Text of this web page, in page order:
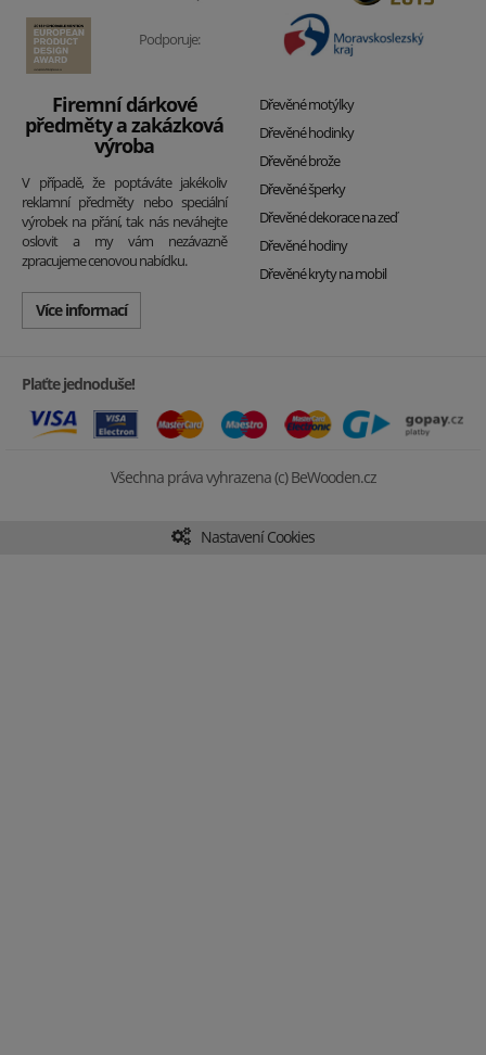
Podporuje:
Firemní dárkové
předměty a zakázková
výroba
V případě, že poptáváte jakékoliv
reklamní předměty nebo speciální
výrobek na přání, tak nás neváhejte
oslovit a my vám nezávazně
zpracujeme cenovou nabídku.
Více informací
Dřevěné motýlky
Dřevěné hodinky
Dřevěné brože
Dřevěné šperky
Dřevěné dekorace na zeď
Dřevěné hodiny
Dřevěné kryty na mobil
Plaťte jednoduše!
Všechna práva vyhrazena (c) BeWooden.cz
Nastavení Cookies